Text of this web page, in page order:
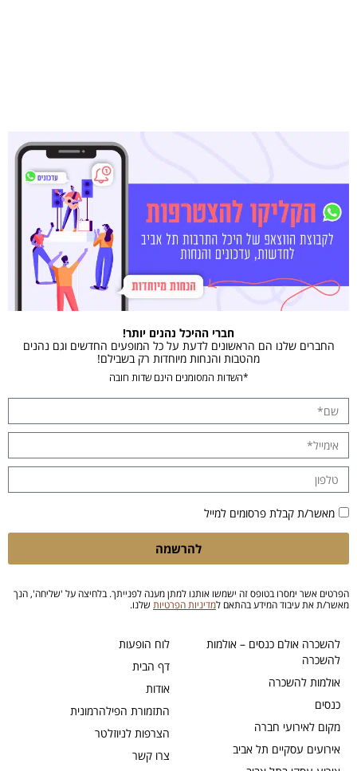
לוח הופעות
דף הבית
אודות
התזמורת הפילהרמונית
הצרפות לניוזלטר
צרו קשר
להשכרה אולם כנסים – אולמות
להשכרה
אולמות להשכרה
כנסים
מקום לאירועי חברה
אירועים עסקיים תל אביב
חברי ההיכל נהנים יותר!
החברים שלנו הם הראשונים לדעת על כל המופעים החדשים וגם נהנים
מהטבות והנחות מיוחדות רק בשבילם!
*השדות המסומנים הינם שדות חובה
מאשר/ת קבלת פרסומים למייל
להרשמה
הפרטים אשר ימסרו בטופס זה ישמשו אותנו למתן מענה לפנייתך. בלחיצה על 'שליחה', הנך
מאשר/ת את עיבוד המידע בהתאם למדיניות הפרטיות שלנו.